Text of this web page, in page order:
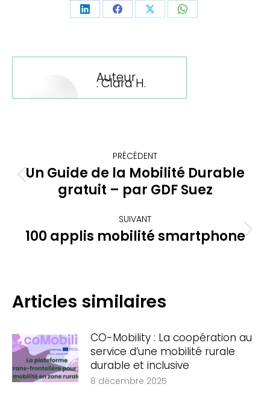
PartagerPartagerPartagerPartager
Auteur
:Clara H.
Navigation
article PRÉCÉDENT
Article
précédent
Un Guide de la Mobilité Durable
gratuit – par GDF Suez
SUIVANT
Article
100 applis mobilité smartphone
Articles similaires
CO-Mobility : La coopération au
service d’une mobilité rurale
durable et inclusive
8 décembre 2025